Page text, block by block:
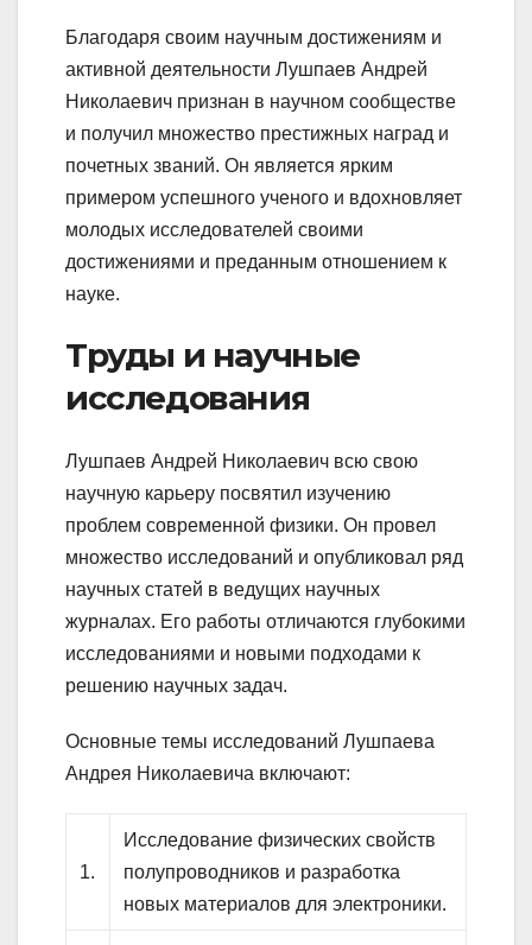
Благодаря своим научным достижениям и
активной деятельности Лушпаев Андрей
Николаевич признан в научном сообществе
и получил множество престижных наград и
почетных званий. Он является ярким
примером успешного ученого и вдохновляет
молодых исследователей своими
достижениями и преданным отношением к
науке.
Труды и научные
исследования
Лушпаев Андрей Николаевич всю свою
научную карьеру посвятил изучению
проблем современной физики. Он провел
множество исследований и опубликовал ряд
научных статей в ведущих научных
журналах. Его работы отличаются глубокими
исследованиями и новыми подходами к
решению научных задач.
Основные темы исследований Лушпаева
Андрея Николаевича включают:
1.
Исследование физических свойств
полупроводников и разработка
новых материалов для электроники.